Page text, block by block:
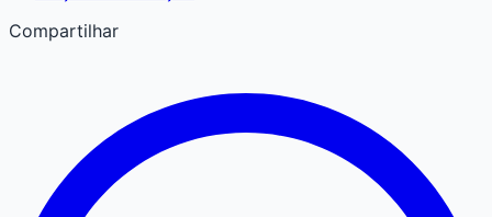
Compartilhar